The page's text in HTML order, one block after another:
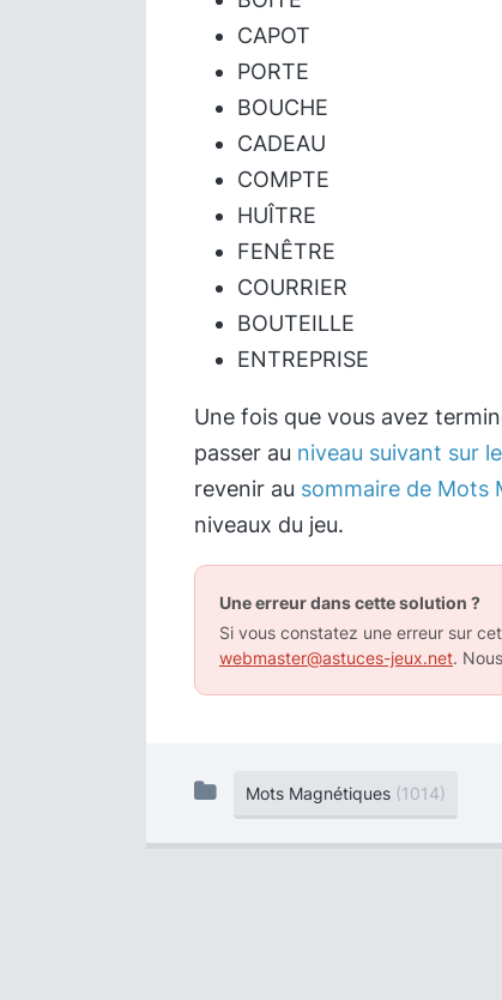
CAPOT
PORTE
BOUCHE
CADEAU
COMPTE
HUÎTRE
FENÊTRE
COURRIER
BOUTEILLE
ENTREPRISE
Une fois que vous avez
passer au niveau suivant sur
revenir au sommaire de Mots
niveaux du jeu.
Une erreur dans cette solution ?
Si vous constatez une erreur sur
webmaster@astuces-jeux.net.
Mots Magnétiques (1014)